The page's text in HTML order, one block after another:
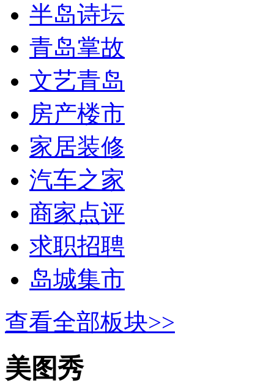
半岛诗坛
青岛掌故
文艺青岛
房产楼市
家居装修
汽车之家
商家点评
求职招聘
岛城集市
查看全部板块>>
美图秀